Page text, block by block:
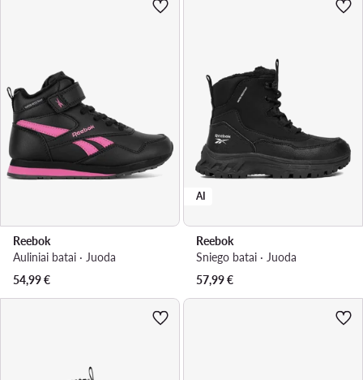
Reebok
Auliniai batai · Juoda
54,99€
AI
Reebok
Sniego batai · Juoda
57,99€